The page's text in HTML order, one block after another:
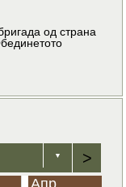
од страна
▼ >
Апр